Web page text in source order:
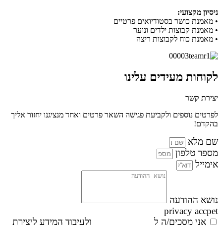
ניסיון מקצועי:
•⁠ ⁠מאמנת כושר בסטודיואים פרטיים
•⁠ ⁠מאמנת קבוצות ילדים ונוער
•⁠ ⁠מאמנת כוח לקבוצות ריצה
לקוחות מעידים עלינו
יצירת קשר
לפרטים נוספים ולקביעת פגישה השאר פרטים ואחד מנציגנו יחזור אליך
בהקדם!
שם מלא
מספר טלפון
אימייל
נושא ההודעה
privacy accpet
אני מסכים/ה ל
ולעיבוד המידע ליצירת